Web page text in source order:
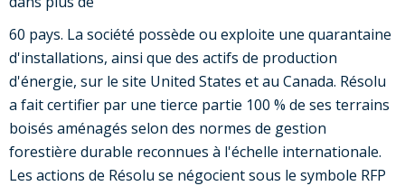
60 pays. La société possède ou exploite une quarantaine
d'installations, ainsi que des actifs de production
d'énergie, sur le site United States et au Canada. Résolu
a fait certifier par une tierce partie 100 % de ses terrains
boisés aménagés selon des normes de gestion
forestière durable reconnues à l'échelle internationale.
Les actions de Résolu se négocient sous le symbole RFP